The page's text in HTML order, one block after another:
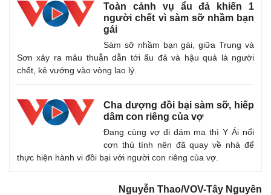
Thế giới
Hồ sơ
Multimedia
Video
Ảnh
E-Magazine
Toàn cảnh vụ ẩu đả khiến 1
người chết vì sàm sỡ nhầm bạn
gái
Sàm sỡ nhầm bạn gái, giữa Trung và
Sơn xảy ra mâu thuẫn dẫn tới ẩu đả và hậu quả là người
chết, kẻ vướng vào vòng lao lý.
Cha dượng đồi bại sàm sỡ, hiếp
dâm con riêng của vợ
Đang cùng vợ đi đám ma thì Y Ái nổi
cơn thú tính nên đã quay về nhà để
thực hiện hành vi đồi bại với người con riêng của vợ.
Nguyễn Thao/VOV-Tây Nguyên